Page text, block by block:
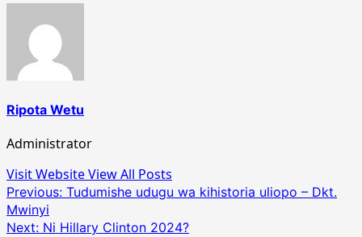
Ripota Wetu
Administrator
Visit WebsiteView All Posts
Post
navigation
Previous: Tudumishe udugu wa kihistoria uliopo – Dkt.
Mwinyi
Next: Ni Hillary Clinton 2024?